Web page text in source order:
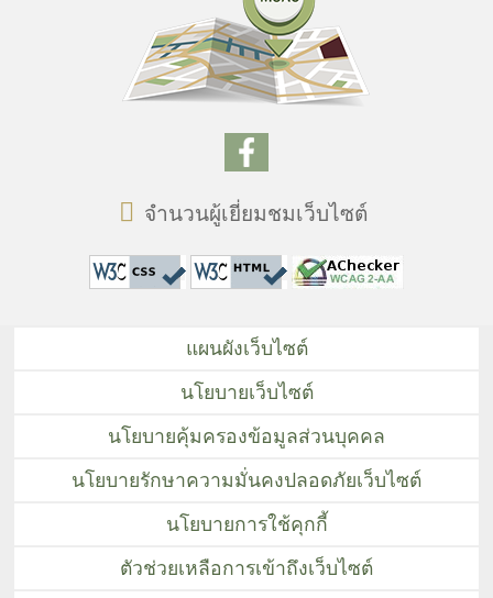
จำนวนผู้เยี่ยมชมเว็บไซต์
แผนผังเว็บไซต์
นโยบายเว็บไซต์
นโยบายคุ้มครองข้อมูลส่วนบุคคล
นโยบายรักษาความมั่นคงปลอดภัยเว็บไซต์
นโยบายการใช้คุกกี้
ตัวช่วยเหลือการเข้าถึงเว็บไซต์